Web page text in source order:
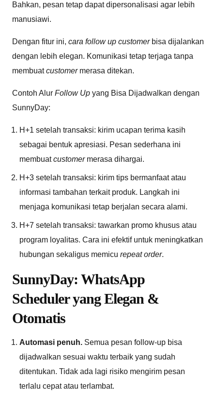
Bahkan, pesan tetap dapat dipersonalisasi agar lebih
manusiawi.
Dengan fitur ini, cara follow up customerbisa dijalankan
dengan lebih elegan. Komunikasi tetap terjaga tanpa
membuatcustomer merasa ditekan.
Contoh Alur Follow Up yang Bisa Dijadwalkan dengan
SunnyDay:
H+1 setelah transaksi: kirim ucapan terima kasih
sebagai bentuk apresiasi. Pesan sederhana ini
membuatcustomer merasa dihargai.
H+3 setelah transaksi: kirim tips bermanfaat atau
informasi tambahan terkait produk. Langkah ini
menjaga komunikasi tetap berjalan secara alami.
H+7 setelah transaksi: tawarkan promo khusus atau
program loyalitas. Cara ini efektif untuk meningkatkan
hubungan sekaligus memicu repeat order.
SunnyDay: WhatsApp
Scheduler yang Elegan &
Otomatis
Automasi penuh. Semua pesan follow-up bisa
dijadwalkan sesuai waktu terbaik yang sudah
ditentukan. Tidak ada lagi risiko mengirim pesan
terlalu cepat atau terlambat.